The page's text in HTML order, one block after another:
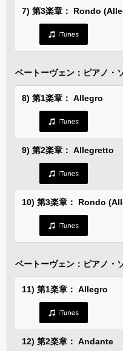
7) 第3楽章： Rondo
ベートーヴェン：ピアノ・
8) 第1楽章： Allegro
9) 第2楽章： Allegretto
10) 第3楽章： Rondo
ベートーヴェン：ピアノ・
11) 第1楽章： Allegro
12) 第2楽章： Andante